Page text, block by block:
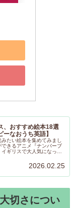
、おすすめ絵本18選
ーなおうち英語】
たい絵本を集めてみまし
きるアニメ『ナンバーブ
ギリスで大人気になった
2026.02.25
切さについ